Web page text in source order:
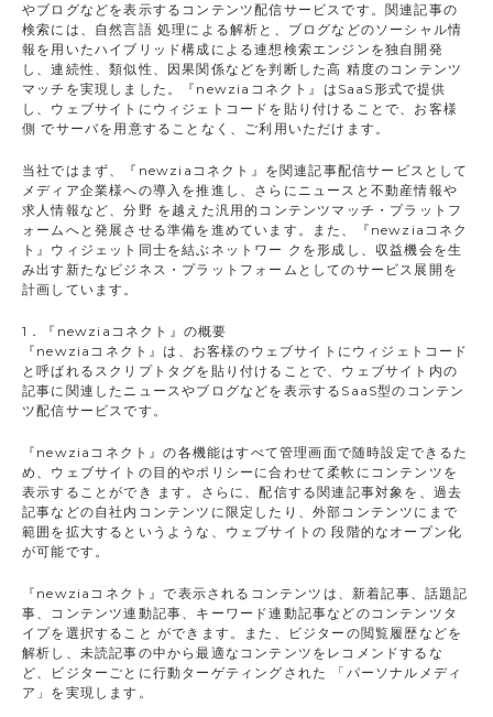
やブログなどを表示するコンテンツ配信サービスです。関連記事の
検索には、自然言語 処理による解析と、ブログなどのソーシャル情
報を用いたハイブリッド構成による連想検索エンジンを独自開発
し、連続性、類似性、因果関係などを判断した高 精度のコンテンツ
マッチを実現しました。『newziaコネクト』はSaaS形式で提供
し、ウェブサイトにウィジェトコードを貼り付けることで、お客様
側 でサーバを用意することなく、ご利用いただけます。
当社ではまず、『newziaコネクト』を関連記事配信サービスとして
メディア企業様への導入を推進し、さらにニュースと不動産情報や
求人情報など、分野 を越えた汎用的コンテンツマッチ・プラットフ
ォームへと発展させる準備を進めています。また、『newziaコネク
ト』ウィジェット同士を結ぶネットワー クを形成し、収益機会を生
み出す新たなビジネス・プラットフォームとしてのサービス展開を
計画しています。
1．『newziaコネクト』の概要
『newziaコネクト』は、お客様のウェブサイトにウィジェトコード
と呼ばれるスクリプトタグを貼り付けることで、ウェブサイト内の
記事に関連したニュースやブログなどを表示するSaaS型のコンテン
ツ配信サービスです。
『newziaコネクト』の各機能はすべて管理画面で随時設定できるた
め、ウェブサイトの目的やポリシーに合わせて柔軟にコンテンツを
表示することができ ます。さらに、配信する関連記事対象を、過去
記事などの自社内コンテンツに限定したり、外部コンテンツにまで
範囲を拡大するというような、ウェブサイトの 段階的なオープン化
が可能です。
『newziaコネクト』で表示されるコンテンツは、新着記事、話題記
事、コンテンツ連動記事、キーワード連動記事などのコンテンツタ
イプを選択すること ができます。また、ビジターの閲覧履歴などを
解析し、未読記事の中から最適なコンテンツをレコメンドするな
ど、ビジターごとに行動ターゲティングされた 「パーソナルメディ
ア」を実現します。